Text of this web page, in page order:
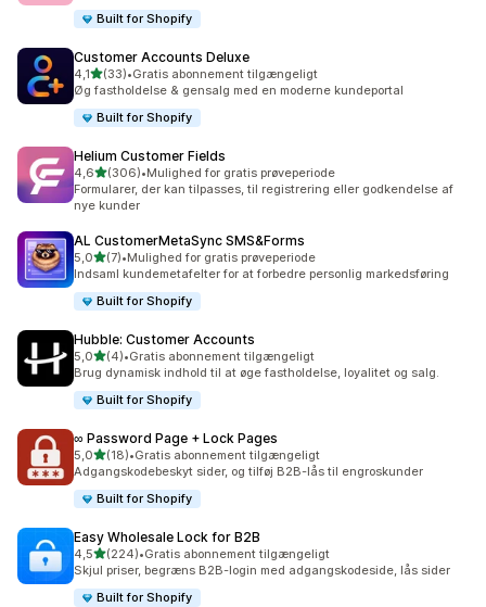
Built for Shopify
Customer Accounts Deluxe
4,1ud af 5 stjerner
(33)
33 anmeldelser i alt
•Gratis abonnement tilgængeligt
Øg fastholdelse & gensalg med en moderne kundeportal
Built for Shopify
Helium Customer Fields
4,6ud af 5 stjerner
(306)
306 anmeldelser i alt
•Mulighed for gratis prøveperiode
Formularer, der kan tilpasses, til registrering eller godkendelse af
nye kunder
AL CustomerMetaSync SMS&Forms
5,0ud af 5 stjerner
(7)
7 anmeldelser i alt
•Mulighed for gratis prøveperiode
Indsaml kundemetafelter for at forbedre personlig markedsføring
Built for Shopify
Hubble: Customer Accounts
5,0ud af 5 stjerner
(4)
4 anmeldelser i alt
•Gratis abonnement tilgængeligt
Brug dynamisk indhold til at øge fastholdelse, loyalitet og salg.
Built for Shopify
∞ Password Page + Lock Pages
5,0ud af 5 stjerner
(18)
18 anmeldelser i alt
•Gratis abonnement tilgængeligt
Adgangskodebeskyt sider, og tilføj B2B-lås til engroskunder
Built for Shopify
Easy Wholesale Lock for B2B
4,5ud af 5 stjerner
(224)
224 anmeldelser i alt
•Gratis abonnement tilgængeligt
Skjul priser, begræns B2B-login med adgangskodeside, lås sider
Built for Shopify